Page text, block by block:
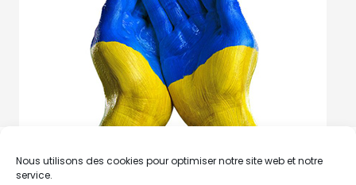
Nous utilisons des cookies pour optimiser notre site web et notre
service.